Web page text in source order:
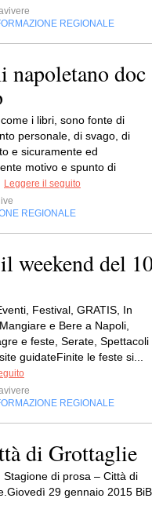
REGIONALE
napoletano doc
i libri, sono fonte di
personale, di svago, di
e sicuramente ed
motivo e spunto di
Leggere il seguito
REGIONALE
weekend del
Festival, GRATIS, In
e Bere a Napoli,
e feste, Serate, Spettacoli
guidateFinite le feste si...
REGIONALE
di Grottaglie
di prosa – Città di
29 gennaio 2015